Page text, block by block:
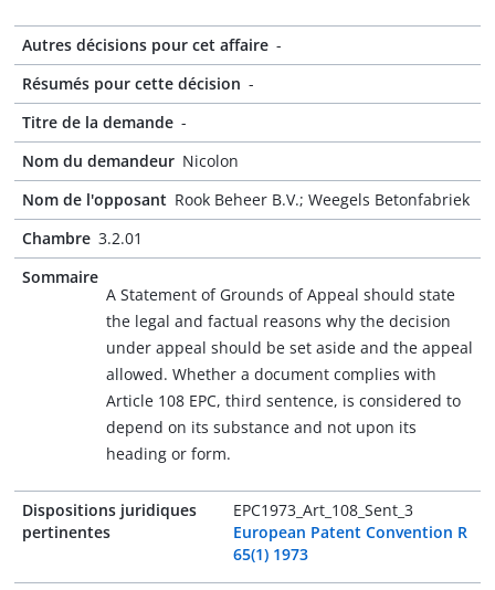
Autres décisions pour cet affaire -
Résumés pour cette décision -
Titre de la demande -
Nom du demandeur Nicolon
Nom de l'opposant Rook Beheer B.V.; Weegels Betonfabriek
Chambre 3.2.01
Sommaire
A Statement of Grounds of Appeal should state
the legal and factual reasons why the decision
under appeal should be set aside and the appeal
allowed. Whether a document complies with
Article 108 EPC, third sentence, is considered to
depend on its substance and not upon its
heading or form.
Dispositions juridiques
pertinentes
EPC1973_Art_108_Sent_3
European Patent Convention R
65(1) 1973